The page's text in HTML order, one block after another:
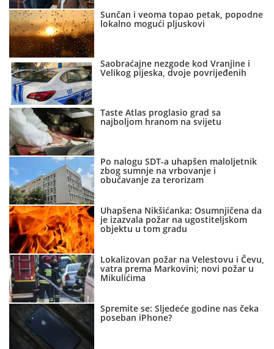
Sunčan i veoma topao petak, popodne
lokalno mogući pljuskovi
Saobraćajne nezgode kod Vranjine i
Velikog pijeska, dvoje povrijeđenih
Taste Atlas proglasio grad sa
najboljom hranom na svijetu
Po nalogu SDT-a uhapšen maloljetnik
zbog sumnje na vrbovanje i
obučavanje za terorizam
Uhapšena Nikšićanka: Osumnjičena da
je izazvala požar na ugostiteljskom
objektu u tom gradu
Lokalizovan požar na Velestovu i Čevu,
vatra prema Markovini; novi požar u
Mikulićima
Spremite se: Sljedeće godine nas čeka
poseban iPhone?